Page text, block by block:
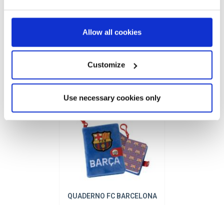
Allow all cookies
Customize
Use necessary cookies only
Ref:2700002383
Prodotti correlati
QUADERNO FC BARCELONA